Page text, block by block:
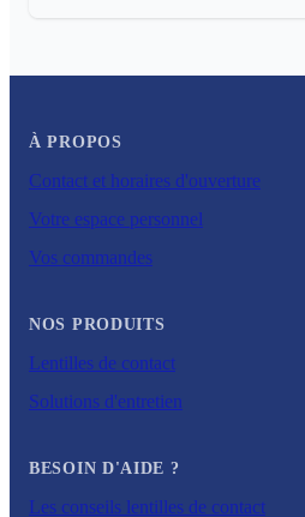
À PROPOS
Contact et horaires d'ouverture
Votre espace personnel
Vos commandes
NOS PRODUITS
Lentilles de contact
Solutions d'entretien
BESOIN D'AIDE ?
Les conseils lentilles de contact